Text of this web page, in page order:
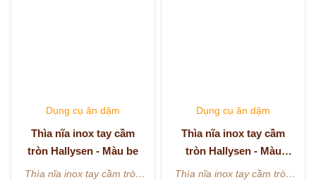
Dụng cụ ăn dặm
Thìa nĩa inox tay cầm
tròn Hallysen - Màu be
Thìa nĩa inox tay cầm tròn
Dụng cụ ăn dặm
Thìa nĩa inox tay cầm
tròn Hallysen - Màu
hồng
Thìa nĩa inox tay cầm tròn